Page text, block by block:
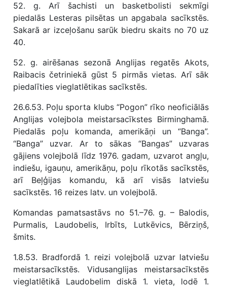
52. g. Arī šachisti un basketbolisti sekmīgi
piedalās Lesteras pilsētas un apgabala sacīkstēs.
Sakarā ar izceļošanu sarūk biedru skaits no 70 uz
40.
52. g. airēšanas sezonā Anglijas regatēs Akots,
Raibacis četriniekā gūst 5 pirmās vietas. Arī sāk
piedalīties vieglatlētikas sacīkstēs.
26.6.53. Poļu sporta klubs “Pogon” rīko neoficiālās
Anglijas volejbola meistarsacīkstes Birminghamā.
Piedalās poļu komanda, amerikāņi un “Banga”.
“Banga” uzvar. Ar to sākas “Bangas” uzvaras
gājiens volejbolā līdz 1976. gadam, uzvarot angļu,
indiešu, igauņu, amerikāņu, poļu rīkotās sacīkstēs,
arī Beļģijas komandu, kā arī visās latviešu
sacīkstēs. 16 reizes latv. un volejbolā.
Komandas pamatsastāvs no 51.–76. g. – Balodis,
Purmalis, Laudobelis, Irbīts, Lutkēvics, Bērziņš,
šmits.
1.8.53. Bradfordā 1. reizi volejbolā uzvar latviešu
meistarsacīkstēs. Vidusanglijas meistarsacīkstēs
vieglatlētikā Laudobelim diskā 1. vieta, lodē 1.